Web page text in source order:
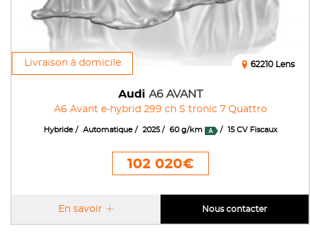
Livraison à domicile
Audi A6 AVANT
A6 Avant e-hybrid 299 ch S tronic 7 Quattro
62210 Lens
Hybride Automatique 2025 60 g/km 15 CV Fiscaux
102 020€
En savoir Nous contacter